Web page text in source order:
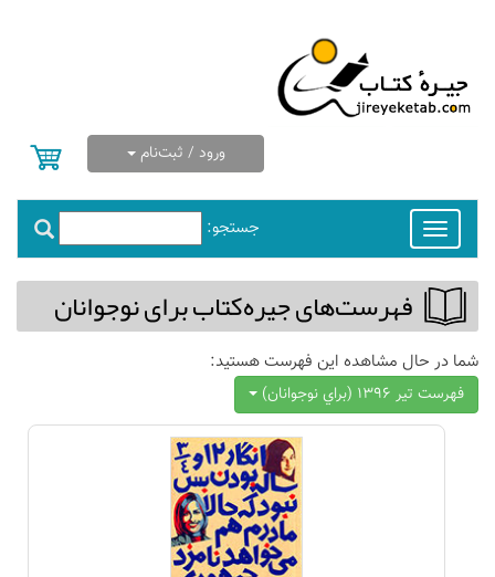
ورود / ثبت‌نام
جستجو:
Toggle
navigation
فهرست‌های جیره‌كتاب برای نوجوانان
شما در حال مشاهده این فهرست هستید:
فهرست تير 1396 (براي نوجوانان)